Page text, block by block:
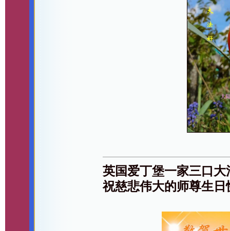
英国爱丁堡一家三口
祝慈悲伟大的师尊生日